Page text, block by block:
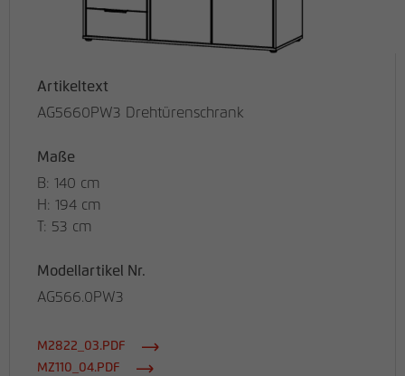
Artikeltext
AG5660PW3 Drehtürenschrank
Maße
B: 140 cm
H: 194 cm
T: 53 cm
Modellartikel Nr.
AG566.0PW3
M2822_03.PDF
MZ110_04.PDF